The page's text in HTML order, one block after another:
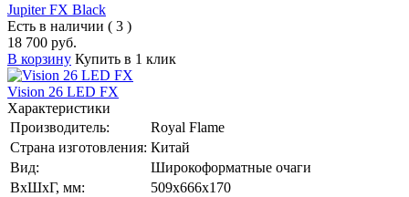
Jupiter FX Black
Есть в наличии ( 3 )
18 700 руб.
В корзину Купить в 1 клик
Vision 26 LED FX
Характеристики
Производитель:
Royal Flame
Страна изготовления: Китай
Вид:
Широкоформатные очаги
ВхШхГ, мм:
509x666x170